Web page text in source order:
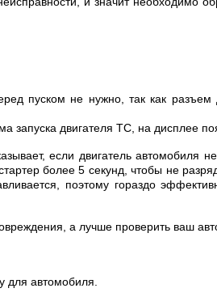
пуском не нужно, так как разъем
двигателя ТС, на дисплее
если двигатель автомобиля
более 5 секунд, чтобы не
поэтому гораздо
а лучше проверить ваш
для автомобиля.